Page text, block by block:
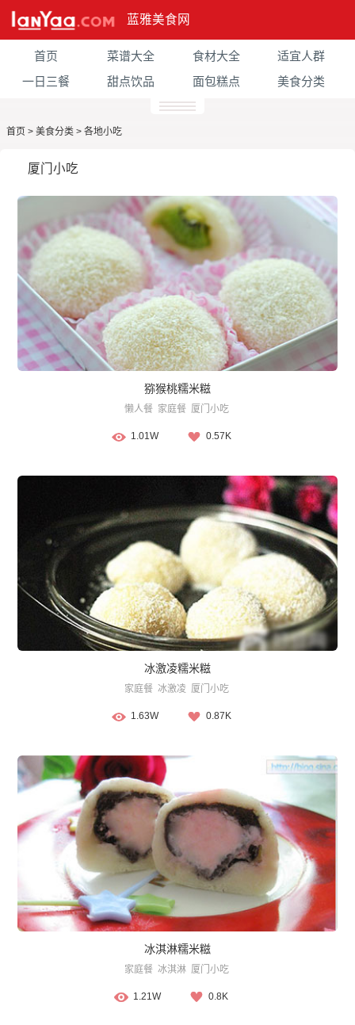
蓝雅美食网
首页 菜谱大全 食材大全
适宜人群
一日三餐
甜点饮品 面包糕点 美食分类
首页 > 美食分类 > 各地小吃
厦门小吃
猕猴桃糯米糍
懒人餐 家庭餐 厦门小吃
1.01W 0.57K
冰激凌糯米糍
家庭餐 冰激凌 厦门小吃
1.63W 0.87K
冰淇淋糯米糍
家庭餐 冰淇淋 厦门小吃
1.21W 0.8K